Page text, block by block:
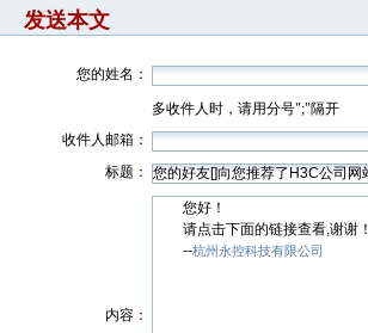
发送本文
您的姓名：
多收件人时，请用分号";"隔开
收件人邮箱：
标题：
内容：
您好！
请点击下面的链接查看,谢谢！
--杭州永控科技有限公司